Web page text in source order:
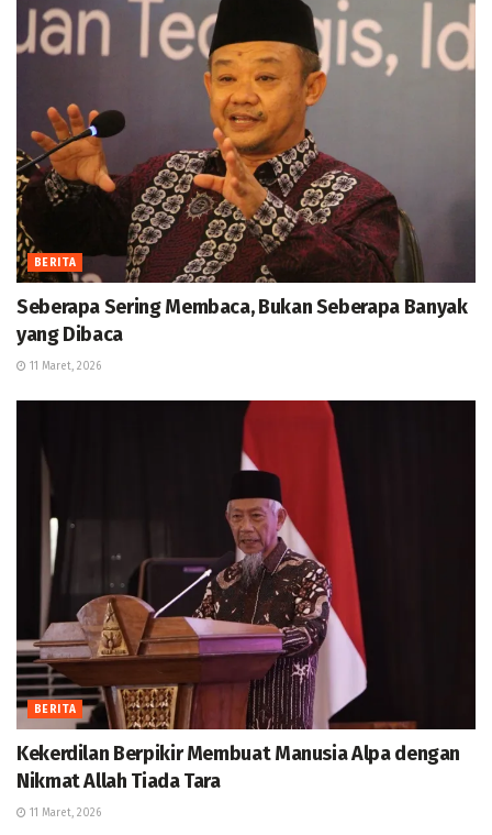
BERITA
Seberapa Sering Membaca, Bukan Seberapa Banyak
yang Dibaca
11 Maret, 2026
BERITA
Kekerdilan Berpikir Membuat Manusia Alpa dengan
Nikmat Allah Tiada Tara
11 Maret, 2026